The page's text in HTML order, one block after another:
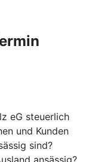
eG steuerlich
und Kunden
sind?
ansässig?